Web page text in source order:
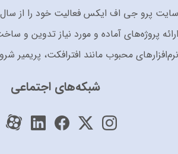
ارائه پروژه‌های آماده و مورد نیاز تدوین و
نرم‌افزارهای محبوب مانند افترافکت، پریمیر
شبکه‌های اجتماعی